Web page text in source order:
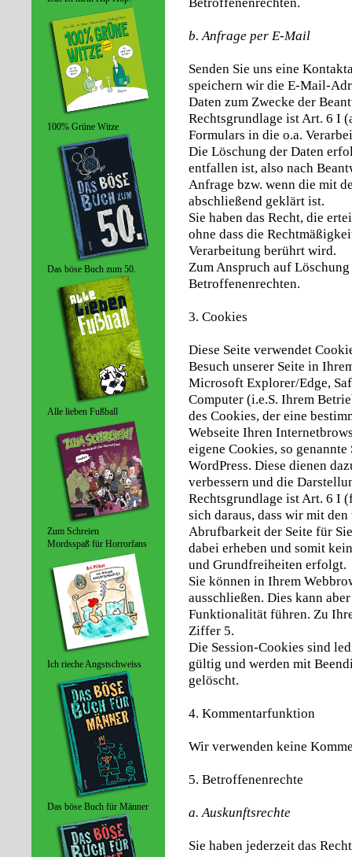
100% Grüne Witze
Das böse Buch zum 50.
Alle lieben Fußball
Zum Schreien
Mordsspaß für Horrorfans
Ich rieche Angstschweiss
Das böse Buch für Männer
b. Anfrage per E-Mail
Senden Sie uns eine
speichern wir die E-Mail-
Daten zum Zwecke der
Rechtsgrundlage ist Art. 6 I
Formulars in die o.a.
Die Löschung der Daten
entfallen ist, also nach
Anfrage bzw. wenn die mit
abschließend geklärt ist.
Sie haben das Recht, die
ohne dass die
Verarbeitung berührt wird.
Zum Anspruch auf
Betroffenenrechten.
3. Cookies
Diese Seite verwendet
Besuch unserer Seite in
Microsoft Explorer/Edge,
Computer (i.e.S. Ihrem
des Cookies, der eine
Webseite Ihren
eigene Cookies, so
WordPress. Diese dienen
verbessern und die
Rechtsgrundlage ist Art. 6 I
sich daraus, dass wir mit
Abrufbarkeit der Seite für
dabei erheben und somit
und Grundfreiheiten erfolgt.
Sie können in Ihrem
ausschließen. Dies kann
Funktionalität führen. Zu
Ziffer 5.
Die Session-Cookies sind
gültig und werden mit
gelöscht.
4. Kommentarfunktion
Wir verwenden keine
5. Betroffenenrechte
a. Auskunftsrechte
Sie haben jederzeit das